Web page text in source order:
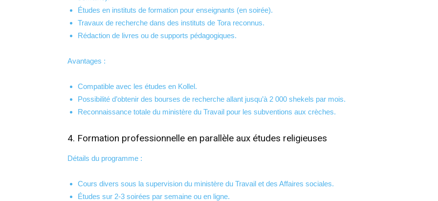
Études en instituts de formation pour enseignants (en soirée).
Travaux de recherche dans des instituts de Tora reconnus.
Rédaction de livres ou de supports pédagogiques.
Avantages :
Compatible avec les études en Kollel.
Possibilité d’obtenir des bourses de recherche allant jusqu’à 2 000 shekels par mois.
Reconnaissance totale du ministère du Travail pour les subventions aux crèches.
4. Formation professionnelle en parallèle aux études religieuses
Détails du programme :
Cours divers sous la supervision du ministère du Travail et des Affaires sociales.
Études sur 2-3 soirées par semaine ou en ligne.